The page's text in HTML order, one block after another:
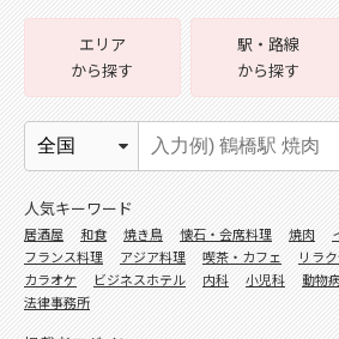
エリア
から探す
駅・路線
から探す
人気キーワード
居酒屋 和食 焼き鳥 懐石・会席料理 焼肉
フランス料理
アジア料理 喫茶・カフェ リラ
カラオケ
ビジネスホテル 内科 小児科 動物
法律事務所